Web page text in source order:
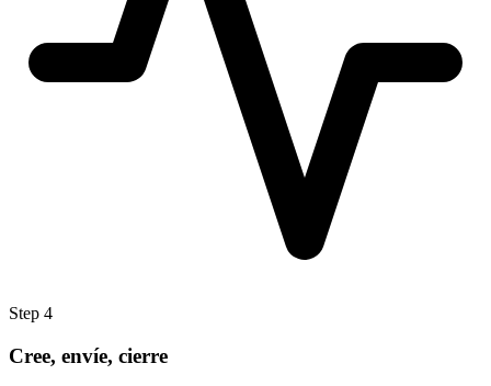
Step 4
Cree, envíe, cierre